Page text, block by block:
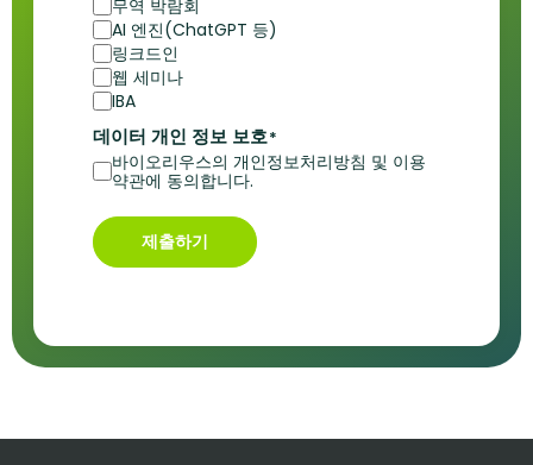
무역 박람회
AI 엔진(ChatGPT 등)
링크드인
웹 세미나
IBA
데이터 개인 정보 보호*
바이오리우스의 개인정보처리방침 및 이용
약관에 동의합니다.
제출하기